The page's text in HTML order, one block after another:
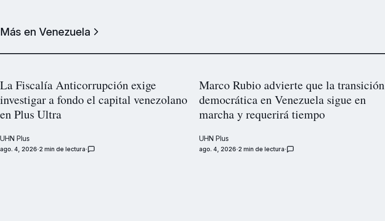
Más en Venezuela
La Fiscalía Anticorrupción exige
investigar a fondo el capital venezolano
en Plus Ultra
UHN Plus
ago. 4, 2026 2 min de lectura
Marco Rubio advierte que la transición
democrática en Venezuela sigue en
marcha y requerirá tiempo
UHN Plus
ago. 4, 2026 2 min de lectura